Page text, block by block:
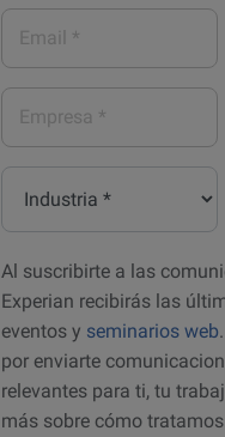
Email
Empresa
Industria
Al suscribirte a las
Experian recibirás las
eventos y seminarios web
por enviarte
relevantes para ti, tu
más sobre cómo